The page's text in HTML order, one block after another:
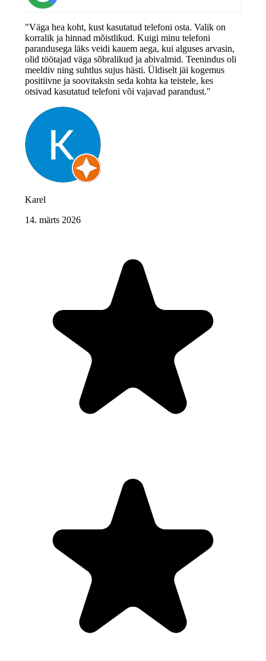
"Väga hea koht, kust kasutatud telefoni osta. Valik on
korralik ja hinnad mõistlikud. Kuigi minu telefoni
parandusega läks veidi kauem aega, kui alguses arvasin,
olid töötajad väga sõbralikud ja abivalmid. Teenindus oli
meeldiv ning suhtlus sujus hästi. Üldiselt jäi kogemus
positiivne ja soovitaksin seda kohta ka teistele, kes
otsivad kasutatud telefoni või vajavad parandust."
Karel
14. märts 2026